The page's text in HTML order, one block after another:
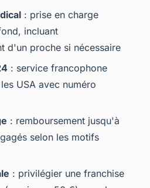
: prise en charge
incluant
d'un proche si nécessaire
: service francophone
USA avec numéro
: remboursement jusqu'à
selon les motifs
: privilégier une franchise